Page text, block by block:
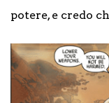
potere, e credo